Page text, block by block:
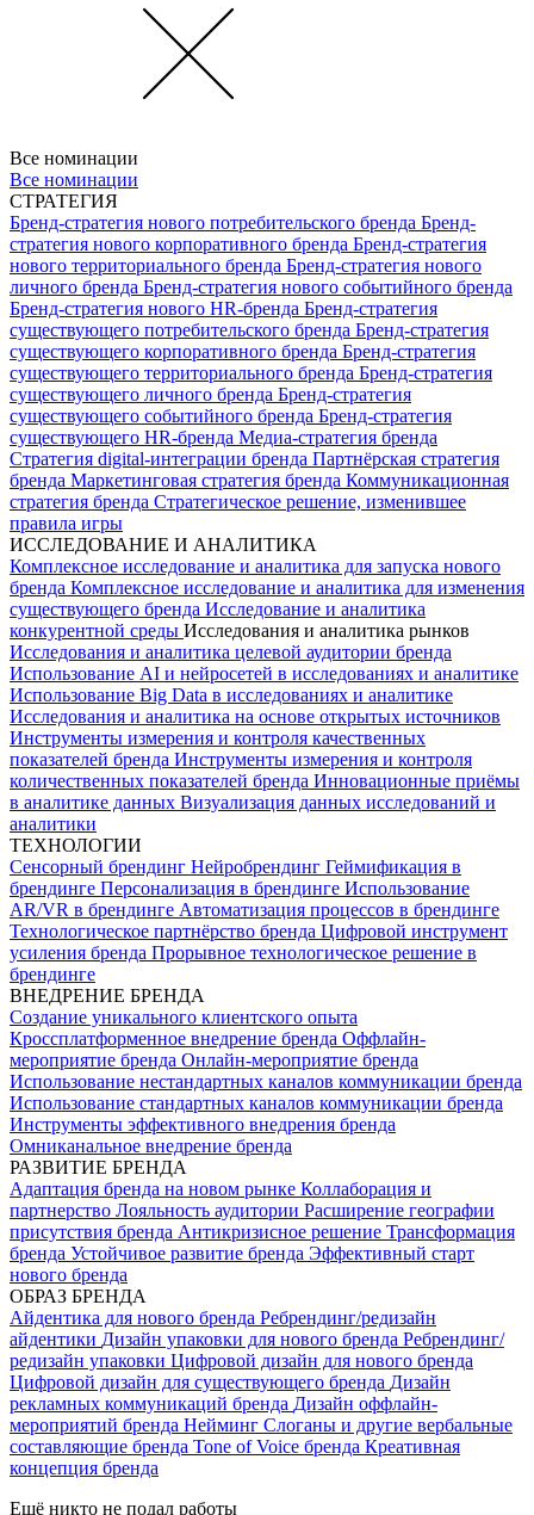
Все номинации
Все номинации
СТРАТЕГИЯ
Бренд-стратегия нового потребительского бренда Бренд-
стратегия нового корпоративного бренда Бренд-стратегия
нового территориального бренда Бренд-стратегия нового
личного бренда Бренд-стратегия нового событийного бренда
Бренд-стратегия нового HR-бренда Бренд-стратегия
существующего потребительского бренда Бренд-стратегия
существующего корпоративного бренда Бренд-стратегия
существующего территориального бренда Бренд-стратегия
существующего личного бренда Бренд-стратегия
существующего событийного бренда Бренд-стратегия
существующего HR-бренда Медиа-стратегия бренда
Стратегия digital-интеграции бренда Партнёрская стратегия
бренда Маркетинговая стратегия бренда Коммуникационная
стратегия бренда Стратегическое решение, изменившее
правила игры
ИССЛЕДОВАНИЕ И АНАЛИТИКА
Комплексное исследование и аналитика для запуска нового
бренда Комплексное исследование и аналитика для изменения
существующего бренда Исследование и аналитика
конкурентной среды Исследования и аналитика рынков
Исследования и аналитика целевой аудитории бренда
Использование AI и нейросетей в исследованиях и аналитике
Использование Big Data в исследованиях и аналитике
Исследования и аналитика на основе открытых источников
Инструменты измерения и контроля качественных
показателей бренда Инструменты измерения и контроля
количественных показателей бренда Инновационные приёмы
в аналитике данных Визуализация данных исследований и
аналитики
ТЕХНОЛОГИИ
Сенсорный брендинг Нейробрендинг Геймификация в
брендинге Персонализация в брендинге Использование
AR/VR в брендинге Автоматизация процессов в брендинге
Технологическое партнёрство бренда Цифровой инструмент
усиления бренда Прорывное технологическое решение в
брендинге
ВНЕДРЕНИЕ БРЕНДА
Создание уникального клиентского опыта
Кроссплатформенное внедрение бренда Оффлайн-
мероприятие бренда Онлайн-мероприятие бренда
Использование нестандартных каналов коммуникации бренда
Использование стандартных каналов коммуникации бренда
Инструменты эффективного внедрения бренда
Омниканальное внедрение бренда
РАЗВИТИЕ БРЕНДА
Адаптация бренда на новом рынке Коллаборация и
партнерство Лояльность аудитории Расширение географии
присутствия бренда Антикризисное решение Трансформация
бренда Устойчивое развитие бренда Эффективный старт
нового бренда
ОБРАЗ БРЕНДА
Айдентика для нового бренда Ребрендинг/редизайн
айдентики Дизайн упаковки для нового бренда Ребрендинг/
редизайн упаковки Цифровой дизайн для нового бренда
Цифровой дизайн для существующего бренда Дизайн
рекламных коммуникаций бренда Дизайн оффлайн-
мероприятий бренда Нейминг Слоганы и другие вербальные
составляющие бренда Tone of Voice бренда Креативная
концепция бренда
Ещё никто не подал работы